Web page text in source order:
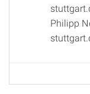
Philipp